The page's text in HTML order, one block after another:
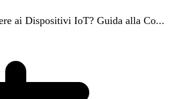
ai Dispositivi IoT? Guida alla Co...